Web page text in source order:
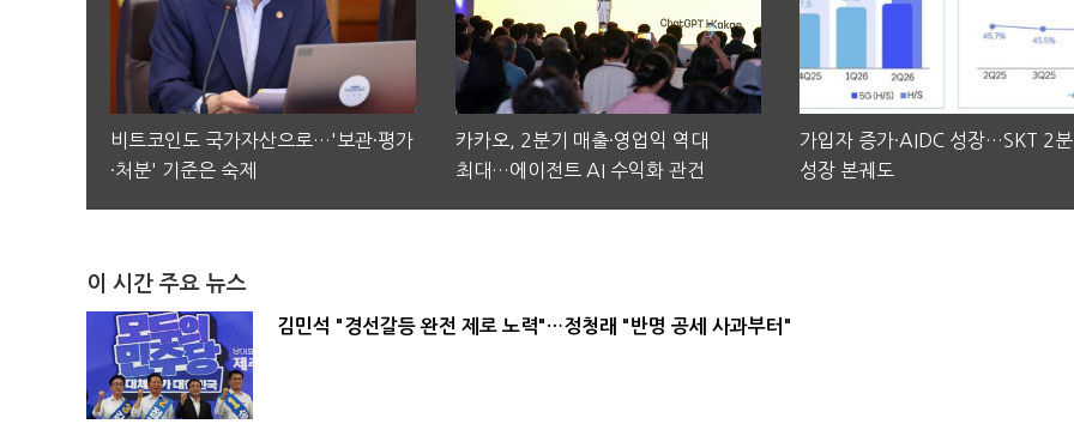
비트코인도 국가자산으로…'보관·평가
·처분' 기준은 숙제
카카오, 2분기 매출·영업익 역대
최대…에이전트 AI 수익화 관건
가입자 증가·AIDC 성장…SKT 2
성장 본궤도
이 시간 주요 뉴스
김민석 "경선갈등 완전 제로 노력"…정청래 "반명 공세 사과부터"